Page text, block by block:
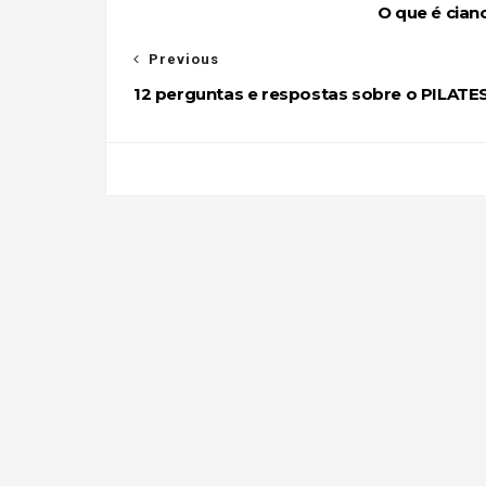
O que é
Previous
12 perguntas e respostas sobre o